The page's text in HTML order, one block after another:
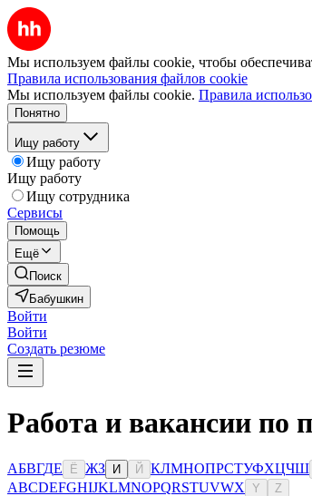
Мы используем файлы cookie, чтобы
Правила использования файлов cookie
Мы используем файлы cookie. Правила
Понятно
Ищу работу
Ищу работу
Ищу работу
Ищу сотрудника
Сервисы
Помощь
Ещё
Поиск
Бабушкин
Войти
Войти
Создать резюме
Работа и вакансии по
АБВГДЕ Ё ЖЗ И Й КЛМНОПРСТУФХЦЧШ
ABCDEFGHIJKLMNOPQRSTUVWX Y Z